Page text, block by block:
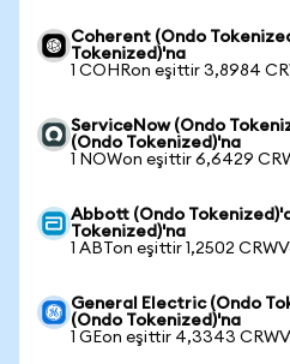
Coherent (Ondo
Tokenized)'na
1 COHRon eşittir 3,8984
ServiceNow (Ondo
(Ondo Tokenized)'na
1 NOWon eşittir 6,6429
Abbott (Ondo
Tokenized)'na
1 ABTon eşittir 1,2502
General Electric (Ondo
(Ondo Tokenized)'na
1 GEon eşittir 4,3343